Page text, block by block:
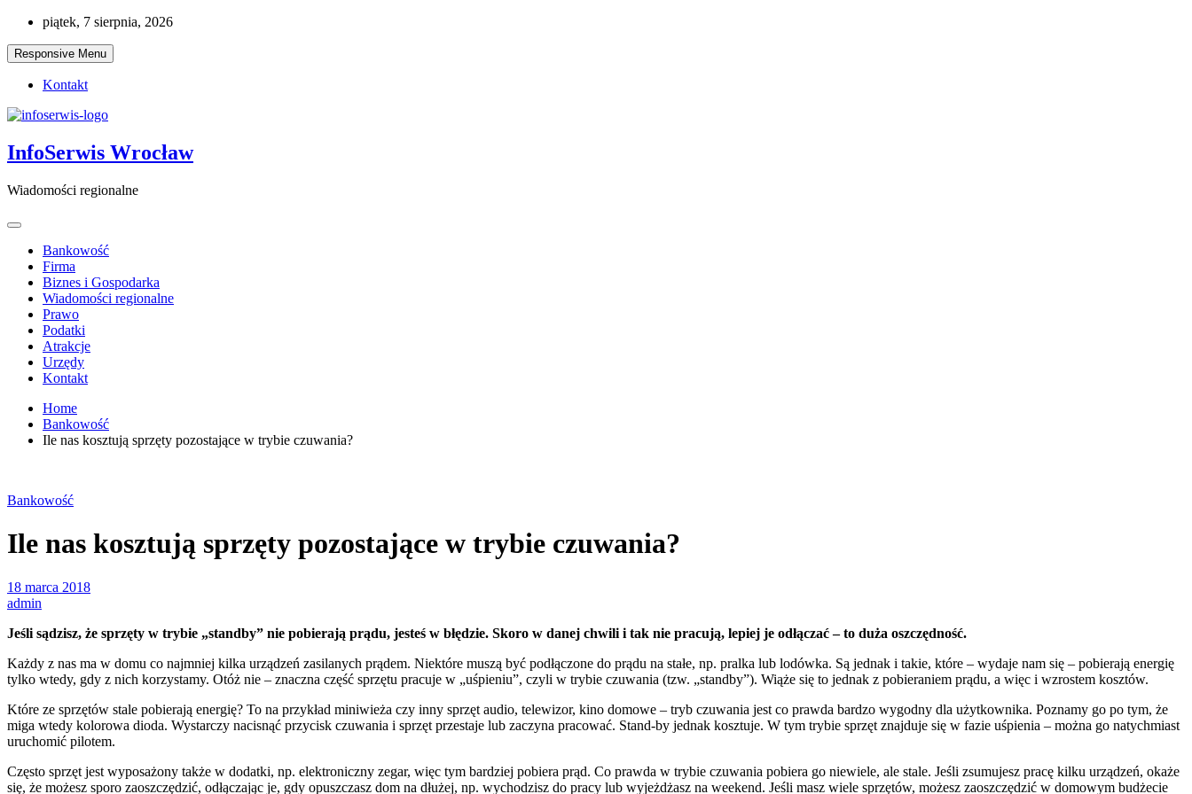
Skip
content
piątek, 7 sierpnia, 2026
Responsive Menu
Kontakt
InfoSerwis Wrocław
Wiadomości regionalne
Bankowość
Firma
Biznes i Gospodarka
Wiadomości regionalne
Prawo
Podatki
Atrakcje
Urzędy
Kontakt
Home
Bankowość
Ile nas kosztują sprzęty pozostające w trybie czuwania?
Bankowość
Ile nas kosztują sprzęty pozostające w trybie czuwania?
18 marca 2018
admin
Jeśli sądzisz, że sprzęty w trybie „standby” nie pobierają prądu, jesteś w błędzie. Skoro w danej chwili i tak nie pracują, lepiej je odłączać – to duża oszczędność.
Każdy z nas ma w domu co najmniej kilka urządzeń zasilanych prądem. Niektóre muszą być podłączone do prądu na stałe, np. pralka lub lodówka. Są jednak i takie, które – wydaje nam się – pobierają energię
tylko wtedy, gdy z nich korzystamy. Otóż nie – znaczna część sprzętu pracuje w „uśpieniu”, czyli w trybie czuwania (tzw. „standby”). Wiąże się to jednak z pobieraniem prądu, a więc i wzrostem kosztów.
Które ze sprzętów stale pobierają energię? To na przykład miniwieża czy inny sprzęt audio, telewizor, kino domowe – tryb czuwania jest co prawda bardzo wygodny dla użytkownika. Poznamy go po tym, że
miga wtedy kolorowa dioda. Wystarczy nacisnąć przycisk czuwania i sprzęt przestaje lub zaczyna pracować. Stand-by jednak kosztuje. W tym trybie sprzęt znajduje się w fazie uśpienia – można go natychmiast
uruchomić pilotem.
Często sprzęt jest wyposażony także w dodatki, np. elektroniczny zegar, więc tym bardziej pobiera prąd. Co prawda w trybie czuwania pobiera go niewiele, ale stale. Jeśli zsumujesz pracę kilku urządzeń, okaże
się, że możesz sporo zaoszczędzić, odłączając je, gdy opuszczasz dom na dłużej, np. wychodzisz do pracy lub wyjeżdżasz na weekend. Jeśli masz wiele sprzętów, możesz zaoszczędzić w domowym budżecie